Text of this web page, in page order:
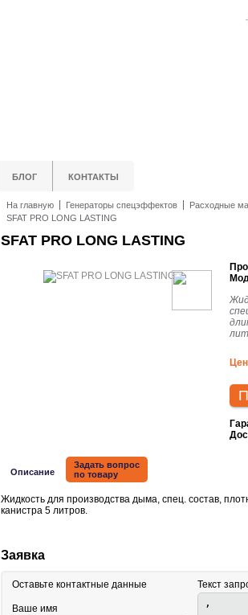
БЛОГ КОНТАКТЫ
На главную Генераторы спецэффектов Расходные
SFAT PRO LONG LASTING
SFAT PRO LONG LASTING
Описание
Задать вопрос
по товару
Жидкость для производства дыма, спец. состав,
канистра 5 литров.
Заявка
Оставьте контактные данные
Ваше имя
Текст